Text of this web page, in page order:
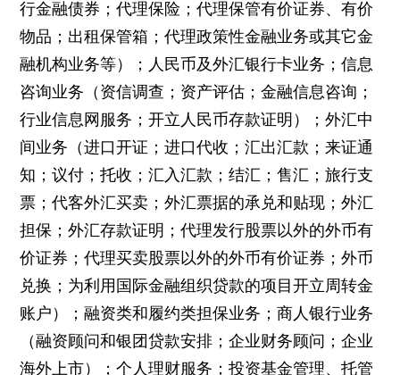
行金融债券；代理保险；代理保管有价证券、有价
物品；出租保管箱；代理政策性金融业务或其它金
融机构业务等）；人民币及外汇银行卡业务；信息
咨询业务（资信调查；资产评估；金融信息咨询；
行业信息网服务；开立人民币存款证明）；外汇中
间业务（进口开证；进口代收；汇出汇款；来证通
知；议付；托收；汇入汇款；结汇；售汇；旅行支
票；代客外汇买卖；外汇票据的承兑和贴现；外汇
担保；外汇存款证明；代理发行股票以外的外币有
价证券；代理买卖股票以外的外币有价证券；外币
兑换；为利用国际金融组织贷款的项目开立周转金
账户）；融资类和履约类担保业务；商人银行业务
（融资顾问和银团贷款安排；企业财务顾问；企业
海外上市）；个人理财服务；投资基金管理、托管